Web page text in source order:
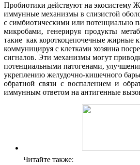
Пробиотики действуют на экосистему
иммунные механизмы в слизистой
с симбиотическими или потенциально
микробами, генерируя продукты
такие как короткоцепочечные жирные
коммуницируя с клетками хозяина
сигналов. Эти механизмы могут
потенциальными патогенами,
укреплению желудочно-кишечного
обратной связи с воспалением и
иммунным ответом на антигенные
Читайте также: